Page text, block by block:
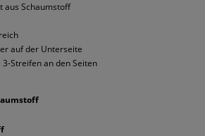
aus Schaumstoff
auf der Unterseite
Streifen an den Seiten